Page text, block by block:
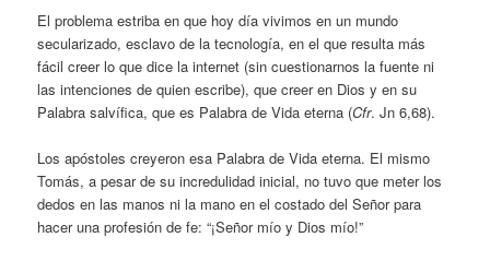
El problema estriba en que hoy día vivimos en un mundo
secularizado, esclavo de la tecnología, en el que resulta más
fácil creer lo que dice la internet (sin cuestionarnos la fuente ni
las intenciones de quien escribe), que creer en Dios y en su
Palabra salvífica, que es Palabra de Vida eterna (Cfr. Jn 6,68).
Los apóstoles creyeron esa Palabra de Vida eterna. El mismo
Tomás, a pesar de su incredulidad inicial, no tuvo que meter los
dedos en las manos ni la mano en el costado del Señor para
hacer una profesión de fe: “¡Señor mío y Dios mío!”